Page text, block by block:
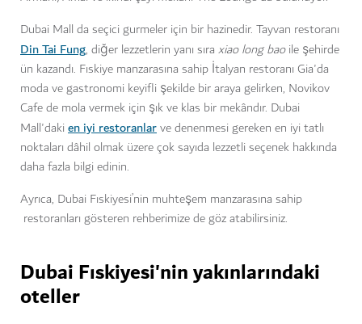
Dubai Mall da seçici gurmeler için bir hazinedir. Tayvan restoranı
Din Tai Fung, diğer lezzetlerin yanı sıra xiao long baoile şehirde
ün kazandı. Fıskiye manzarasına sahip İtalyan restoranı Gia'da
moda ve gastronomi keyifli şekilde bir araya gelirken, Novikov
Cafe de mola vermek için şık ve klas bir mekândır. Dubai
Mall'daki en iyi restoranlarve denenmesi gereken en iyi tatlı
noktaları dâhil olmak üzere çok sayıda lezzetli seçenek hakkında
daha fazla bilgi edinin.
Ayrıca, Dubai Fıskiyesi’nin muhteşem manzarasına sahip
restoranları gösteren rehberimize de göz atabilirsiniz.
Dubai Fıskiyesi'nin yakınlarındaki
oteller